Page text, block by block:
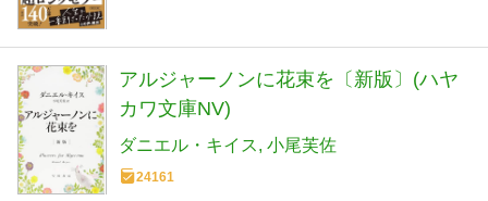
アルジャーノンに花束を〔新版〕(ハヤ
カワ文庫NV)
ダニエル・キイス 小尾芙佐
24161